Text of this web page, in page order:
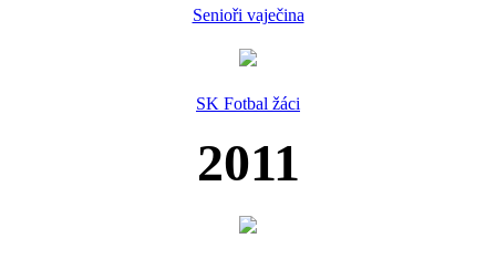
Senioři vaječina
SK Fotbal žáci
2011